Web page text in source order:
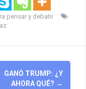
pensar y debatir
GANÓ TRUMP: ¿Y
AHORA QUÉ? →